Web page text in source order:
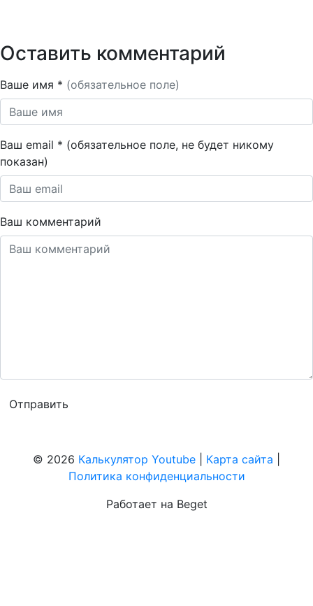
Оставить комментарий
Ваше имя * (обязательное поле)
Ваш email * (обязательное поле, не будет никому
показан)
Ваш комментарий
© 2026 Калькулятор Youtube Карта сайта
Политика конфиденциальности
Работает на Beget